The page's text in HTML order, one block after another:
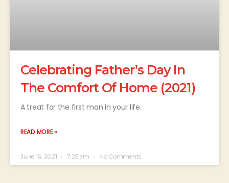
Celebrating Father’s Day In
The Comfort Of Home (2021)
A treat for the first man in your life.
READ MORE »
June 16, 2021 7:25 am No Comments